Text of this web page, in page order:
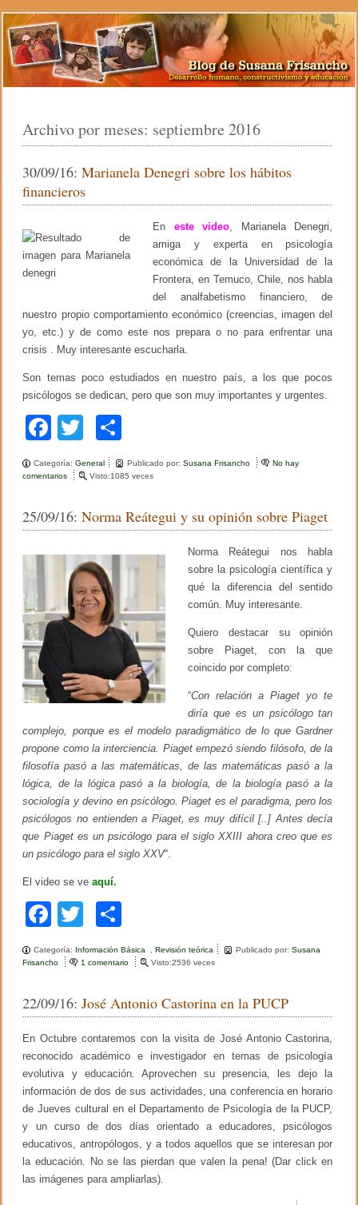
Archivo por meses: septiembre 2016
30/09/16:Marianela Denegri sobre los hábitos
financieros
En este video , Marianela Denegri,
amiga y experta en psicología
económica de la Universidad de la
Frontera, en Temuco, Chile, nos habla
del analfabetismo financiero, de
nuestro propio comportamiento económico (creencias, imagen del
yo, etc.) y de como este nos prepara o no para enfrentar una
crisis . Muy interesante escucharla.
Son temas poco estudiados en nuestro país, a los que pocos
psicólogos se dedican, pero que son muy importantes y urgentes.
F
a
c
b
o
k
wi
tt
o
m
ar
tir
Categoría:General Publicado por:Susana Frisancho
No hay
comentarios
a
e
l
a
D
r
i
s
l
o
á
b
t
s
i
n
n
c
r
Visto:1085 veces
25/09/16:Norma Reátegui y su opinión sobre Piaget
Norma Reátegui nos habla
sobre la psicología científica y
qué la diferencia del sentido
común. Muy interesante.
Quiero destacar su opinión
sobre Piaget, con la que
coincido por completo:
“Con relación a Piaget yo te
diría que es un psicólogo tan
complejo, porque es el modelo paradigmático de lo que Gardner
propone como la interciencia. Piaget empezó siendo filósofo, de la
filosofía pasó a las matemáticas, de las matemáticas pasó a la
lógica, de la lógica pasó a la biología, de la biología pasó a la
sociología y devino en psicólogo. Piaget es el paradigma, pero los
psicólogos no entienden a Piaget, es muy difícil [..] Antes decía
que Piaget es un psicólogo para el siglo XXIII ahora creo que es
un psicólogo para el siglo XXV“.
El video se veaquí.
F
a
c
b
o
o
k
wi
tt
o
m
ar
tir
Categoría: Información Básica ,Revisión teórica Publicado por:Susana
Frisancho
1 comentario
o
a
á
t
u
i
s
u
Visto:2536 veces
22/09/16:José Antonio Castorina en la PUCP
En Octubre contaremos con la visita de José Antonio Castorina,
reconocido académico e investigador en temas de psicología
evolutiva y educación. Aprovechen su presencia, les dejo la
información de dos de sus actividades, una conferencia en horario
de Jueves cultural en el Departamento de Psicología de la PUCP,
y un curso de dos días orientado a educadores, psicólogos
educativos, antropólogos, y a todos aquellos que se interesan por
la educación. No se las pierdan que valen la pena! (Dar click en
las imágenes para ampliarlas).